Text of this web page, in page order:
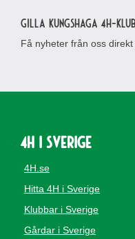
Gilla Kungshaga 4H-
Få nyheter från oss direkt
4H i Sverige
4H.se
Hitta 4H i Sverige
Klubbar i Sverige
Gårdar i Sverige